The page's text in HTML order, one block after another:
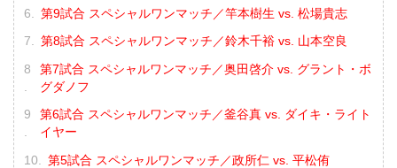
第9試合 スペシャルワンマッチ／竿本樹生 vs. 松場貴志
第8試合 スペシャルワンマッチ／鈴木千裕 vs. 山本空良
第7試合 スペシャルワンマッチ／奥田啓介 vs. グラント・ボ
グダノフ
第6試合 スペシャルワンマッチ／釜谷真 vs. ダイキ・ライト
イヤー
第5試合 スペシャルワンマッチ／政所仁 vs. 平松侑